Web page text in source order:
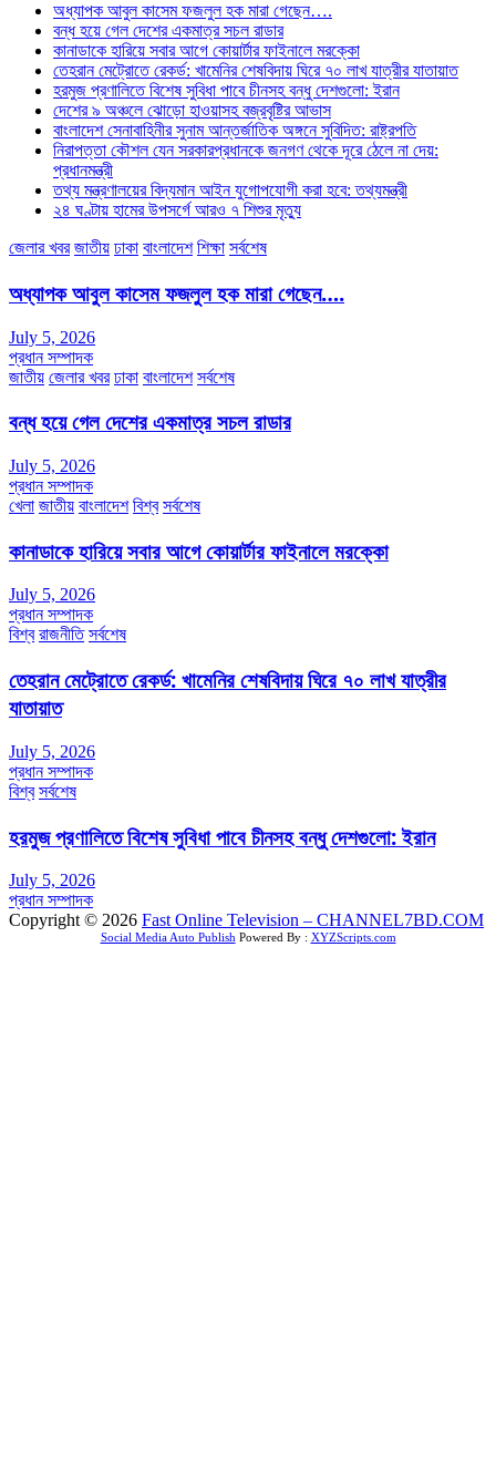
অধ্যাপক আবুল কাসেম ফজলুল হক মারা গেছেন….
বন্ধ হয়ে গেল দেশের একমাত্র সচল রাডার
কানাডাকে হারিয়ে সবার আগে কোয়ার্টার ফাইনালে মরক্কো
তেহরান মেট্রোতে রেকর্ড: খামেনির শেষবিদায় ঘিরে ৭০ লাখ যাত্রীর যাতায়াত
হরমুজ প্রণালিতে বিশেষ সুবিধা পাবে চীনসহ বন্ধু দেশগুলো: ইরান
দেশের ৯ অঞ্চলে ঝোড়ো হাওয়াসহ বজ্রবৃষ্টির আভাস
বাংলাদেশ সেনাবাহিনীর সুনাম আন্তর্জাতিক অঙ্গনে সুবিদিত: রাষ্ট্রপতি
নিরাপত্তা কৌশল যেন সরকারপ্রধানকে জনগণ থেকে দূরে ঠেলে না দেয়:
প্রধানমন্ত্রী
তথ্য মন্ত্রণালয়ের বিদ্যমান আইন যুগোপযোগী করা হবে: তথ্যমন্ত্রী
২৪ ঘণ্টায় হামের উপসর্গে আরও ৭ শিশুর মৃত্যু
জেলার খবর জাতীয় ঢাকা বাংলাদেশ শিক্ষা সর্বশেষ
অধ্যাপক আবুল কাসেম ফজলুল হক মারা গেছেন….
July 5, 2026
প্রধান সম্পাদক
জাতীয় জেলার খবর ঢাকা বাংলাদেশ সর্বশেষ
বন্ধ হয়ে গেল দেশের একমাত্র সচল রাডার
July 5, 2026
প্রধান সম্পাদক
খেলা জাতীয় বাংলাদেশ বিশ্ব সর্বশেষ
কানাডাকে হারিয়ে সবার আগে কোয়ার্টার ফাইনালে মরক্কো
July 5, 2026
প্রধান সম্পাদক
বিশ্ব রাজনীতি সর্বশেষ
তেহরান মেট্রোতে রেকর্ড: খামেনির শেষবিদায় ঘিরে ৭০ লাখ যাত্রীর
যাতায়াত
July 5, 2026
প্রধান সম্পাদক
বিশ্ব সর্বশেষ
হরমুজ প্রণালিতে বিশেষ সুবিধা পাবে চীনসহ বন্ধু দেশগুলো: ইরান
July 5, 2026
প্রধান সম্পাদক
Copyright © 2026 Fast Online Television – CHANNEL7BD.COM
Social Media Auto Publish Powered By : XYZScripts.com